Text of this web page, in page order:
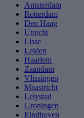
Amsterdam
Rotterdam
Den Haag
Utrecht
Lisse
Leiden
Haarlem
Zaandam
Vlissingen
Maastricht
Lelystad
Groningen
Eindhoven